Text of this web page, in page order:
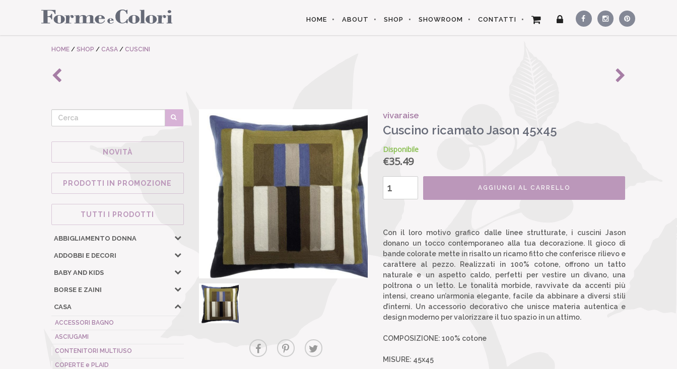
HOME ABOUT SHOP SHOWROOM CONTATTI
HOME / SHOP / CASA / CUSCINI
NOVITÀ
PRODOTTI IN PROMOZIONE
TUTTI I PRODOTTI
ABBIGLIAMENTO DONNA
ADDOBBI E DECORI
BABY AND KIDS
BORSE E ZAINI
CASA
ACCESSORI BAGNO
ASCIUGAMI
CONTENITORI MULTIUSO
COPERTE e PLAID
vivaraise
Cuscino ricamato Jason 45x45
Disponibile
€35.49
AGGIUNGI AL CARRELLO
Con il loro motivo grafico dalle linee strutturate, i cuscini Jason
donano un tocco contemporaneo alla tua decorazione. Il gioco di
bande colorate mette in risalto un ricamo fitto che conferisce rilievo e
carattere al pezzo. Realizzati in 100% cotone, offrono un tatto
naturale e un aspetto caldo, perfetti per vestire un divano, una
poltrona o un letto. Le tonalità morbide, ravvivate da accenti più
intensi, creano un’armonia elegante, facile da abbinare a diversi stili
d’interni. Un accessorio decorativo che unisce materia autentica e
design moderno per valorizzare il tuo spazio in un attimo.
COMPOSIZIONE: 100% cotone
MISURE: 45x45